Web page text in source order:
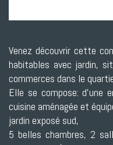
Venez découvrir cette
habitables avec jardin,
commerces dans le
Elle se compose: d'une
cuisine aménagée et
jardin exposé sud,
5 belles chambres, 2